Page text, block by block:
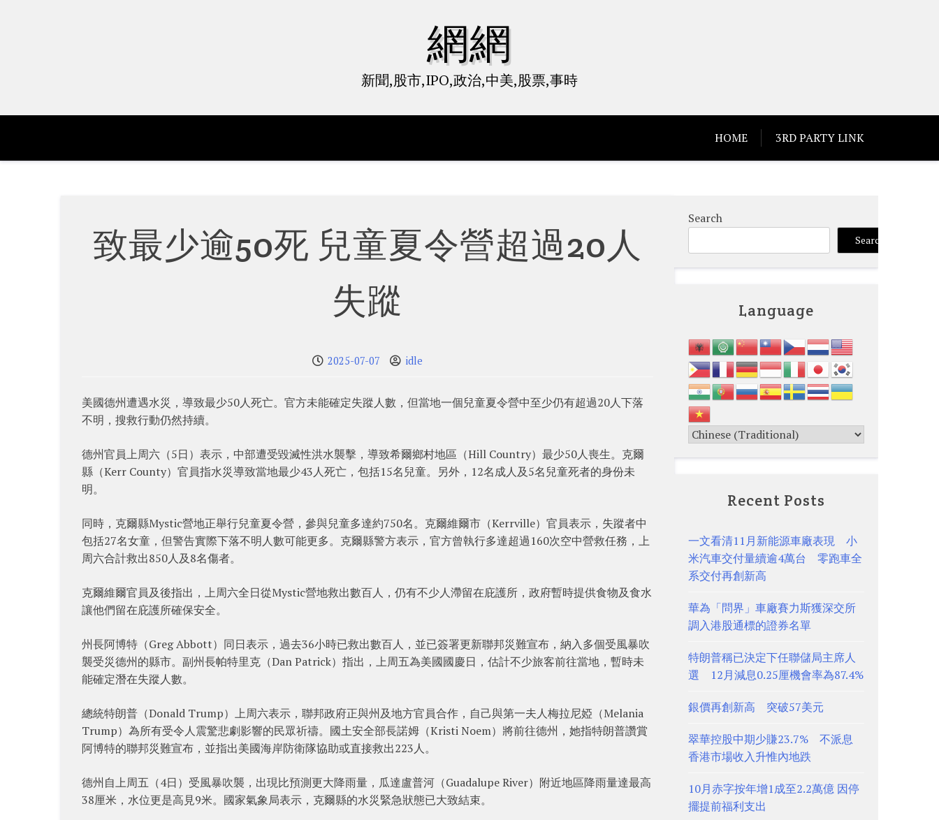
網網
新聞,股市,IPO,政治,中美,股票,事時
HOME 3RD PARTY LINK
致最少逾50死 兒童夏令營超過20人
失蹤
2025-07-07 idle
美國德州遭遇水災，導致最少50人死亡。官方未能確定失蹤人數，但當地一個兒童夏令營中至少仍有超過20人下落
不明，搜救行動仍然持續。
德州官員上周六（5日）表示，中部遭受毀滅性洪水襲擊，導致希爾鄉村地區（Hill Country）最少50人喪生。克爾
縣（Kerr County）官員指水災導致當地最少43人死亡，包括15名兒童。另外，12名成人及5名兒童死者的身份未
明。
同時，克爾縣Mystic營地正舉行兒童夏令營，參與兒童多達約750名。克爾維爾市（Kerrville）官員表示，失蹤者中
包括27名女童，但警告實際下落不明人數可能更多。克爾縣警方表示，官方曾執行多達超過160次空中營救任務，上
周六合計救出850人及8名傷者。
克爾維爾官員及後指出，上周六全日從Mystic營地救出數百人，仍有不少人滯留在庇護所，政府暫時提供食物及食水
讓他們留在庇護所確保安全。
州長阿博特（Greg Abbott）同日表示，過去36小時已救出數百人，並已簽署更新聯邦災難宣布，納入多個受風暴吹
襲受災德州的縣市。副州長帕特里克（Dan Patrick）指出，上周五為美國國慶日，估計不少旅客前往當地，暫時未
能確定潛在失蹤人數。
總統特朗普（Donald Trump）上周六表示，聯邦政府正與州及地方官員合作，自己與第一夫人梅拉尼婭（Melania
Trump）為所有受令人震驚悲劇影響的民眾祈禱。國土安全部長諾姆（Kristi Noem）將前往德州，她指特朗普讚賞
阿博特的聯邦災難宣布，並指出美國海岸防衛隊協助或直接救出223人。
德州自上周五（4日）受風暴吹襲，出現比預測更大降雨量，瓜達盧普河（Guadalupe River）附近地區降雨量達最高
38厘米，水位更是高見9米。國家氣象局表示，克爾縣的水災緊急狀態已大致結束。
Search
Search
Language
Recent Posts
一文看清11月新能源車廠表現 小
米汽車交付量續逾4萬台 零跑車全
系交付再創新高
華為「問界」車廠賽力斯獲深交所
調入港股通標的證券名單
特朗普稱已決定下任聯儲局主席人
選 12月減息0.25厘機會率為87.4%
銀價再創新高 突破57美元
翠華控股中期少賺23.7% 不派息
香港市場收入升惟內地跌
10月赤字按年增1成至2.2萬億 因停
擺提前福利支出